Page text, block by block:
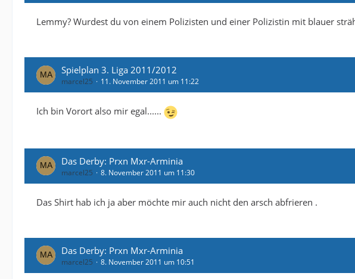
Lemmy? Wurdest du von einem Polizisten und einer Polizistin mit blauer
Spielplan 3. Liga 2011/2012
marcel25 11. November 2011 um 11:22
Ich bin Vorort also mir egal......
Das Derby: Prxn Mxr-Arminia
marcel25 8. November 2011 um 11:30
Das Shirt hab ich ja aber möchte mir auch nicht den arsch abfrieren .
Das Derby: Prxn Mxr-Arminia
marcel25 8. November 2011 um 10:51